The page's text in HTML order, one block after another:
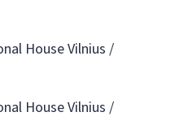
House Vilnius /
House Vilnius /